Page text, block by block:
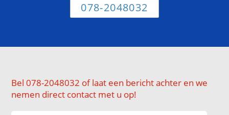
078-2048032
Bel 078-2048032 of laat een bericht achter en we
nemen direct contact met u op!